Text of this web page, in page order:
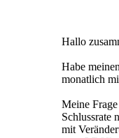
Hallo
Habe
monatlich
Meine
Schlussrate
mit